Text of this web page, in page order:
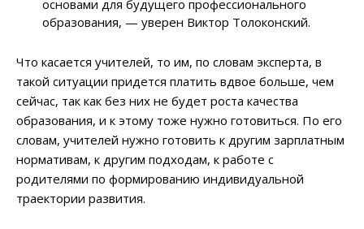
основами для будущего профессионального
образования, — уверен Виктор Толоконский.
Что касается учителей, то им, по словам эксперта, в
такой ситуации придется платить вдвое больше, чем
сейчас, так как без них не будет роста качества
образования, и к этому тоже нужно готовиться. По его
словам, учителей нужно готовить к другим зарплатным
нормативам, к другим подходам, к работе с
родителями по формированию индивидуальной
траектории развития.